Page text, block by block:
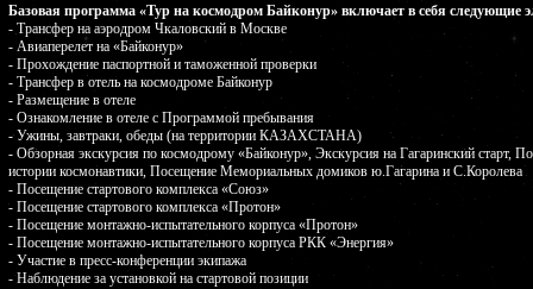
Базовая программа «Тур на космодром Байконур» включает в себя следующие
- Трансфер на аэродром Чкаловский в Москве
- Авиаперелет на «Байконур»
- Прохождение паспортной и таможенной проверки
- Трансфер в отель на космодроме Байконур
- Размещение в отеле
- Ознакомление в отеле с Программой пребывания
- Ужины, завтраки, обеды (на территории КАЗАХСТАНА)
- Обзорная экскурсия по космодрому «Байконур», Экскурсия на Гагаринский старт,
истории космонавтики, Посещение Мемориальных домиков ю.Гагарина и С.Королева
- Посещение стартового комплекса «Союз»
- Посещение стартового комплекса «Протон»
- Посещение монтажно-испытательного корпуса «Протон»
- Посещение монтажно-испытательного корпуса РКК «Энергия»
- Участие в пресс-конференции экипажа
- Наблюдение за установкой на стартовой позиции